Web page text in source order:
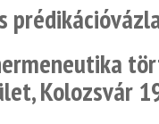
Kolozsvár